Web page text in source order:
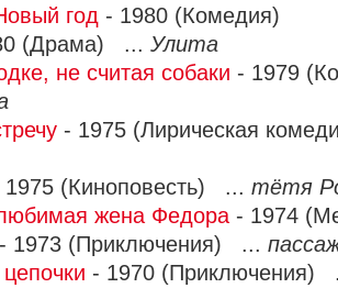
год - 1980 (Комедия)
(Драма) ... Улита
не считая собаки - 1979
- 1975 (Лирическая
1975 (Киноповесть) ... тётя
жена Федора - 1974
- 1973 (Приключения) ...
- 1970